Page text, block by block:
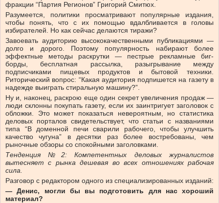
фракции “Партия Регионов” Григорий Смитюх.
Разумеется, политики просматривают популярные издания,
чтобы понять, что с их помощью вдалбливается в головы
избирателей. Но как сейчас делаются тиражи?
Завоевать аудиторию высококачественными публикациями —
долго и дорого. Поэтому популярность набирают более
эффектные методы раскрутки — пестрые рекламные биг-
борды, бесплатная рассылка, разыгрывание между
подписчиками пищевых продуктов и бытовой техники.
Риторический вопрос: “Какая аудитория подпишется на газету в
надежде выиграть стиральную машину?”.
Ну и, наконец, раскрою еще один секрет увеличения продаж —
люди склонны покупать газету, если их заинтригует заголовок с
обложки. Это может показаться невероятным, но статистика
деловых порталов свидетельствует, что статьи с названиями
типа “В доменной печи сварили рабочего, чтобы улучшить
качество чугуна” в десятки раз более востребованы, чем
рыночные обзоры со спокойными заголовками.
Тенденция №2: Компетентных деловых журналистов
вытесняет с рынка дешевая во всех отношениях рабочая
сила.
Разговор с редактором одного из специализированных изданий:
— Денис, могли бы вы подготовить для нас хороший
материал?